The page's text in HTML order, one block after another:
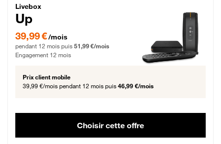
Livebox Up Fibre
Livebox
Up
39,99 € par mois pendant 12 mois puis 51,99 € par mois, Engagement 12 mois
39,99 €/mois
pendant 12 mois puis 51,99 €/mois
Engagement 12 mois
Prix client mobile
39,99 €/mois pendant 12 mois puis 46,99 €/mois
Choisir cette offre